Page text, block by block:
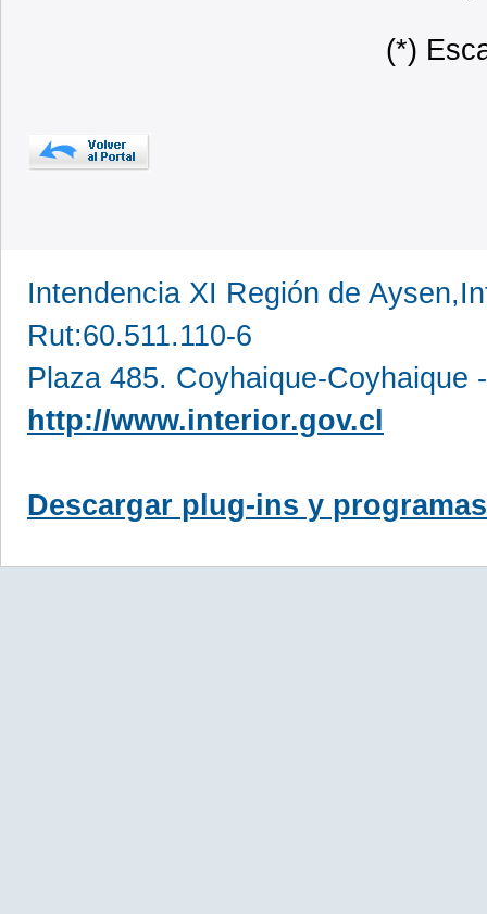
(*)
Intendencia XI Región de
Rut:60.511.110-6
Plaza 485. Coyhaique-Coyhaique
http://www.interior.gov.cl
Descargar plug-ins y